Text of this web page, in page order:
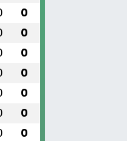
0
0
0
0
0
0
0